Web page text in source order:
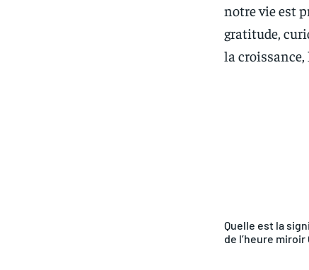
notre vie est
gratitude,
la
Quelle est la
de l’heure miroir